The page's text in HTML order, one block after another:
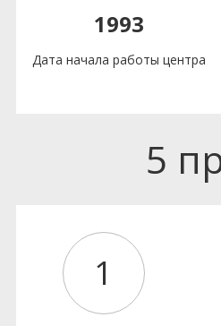
1993
Дата начала работы центра
5
1